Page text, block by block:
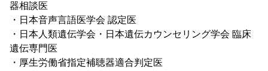
器相談医
・日本音声言語医学会 認定医
・日本人類遺伝学会・日本遺伝カウンセリング学会 臨床
遺伝専門医
・厚生労働省指定補聴器適合判定医